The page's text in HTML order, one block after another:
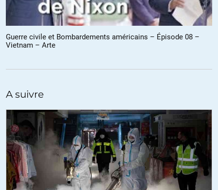
Guerre civile et Bombardements américains – Épisode 08 –
Vietnam – Arte
A suivre